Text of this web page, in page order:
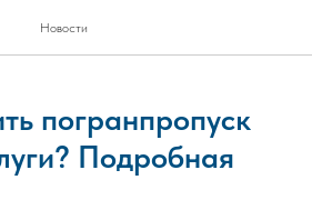
Новости
погранпропуск
Подробная